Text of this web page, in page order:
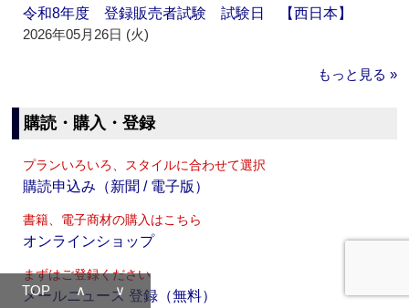
令和8年度 登録販売者試験 試験日 【西日本】
2026年05月26日 (火)
もっと見る »
購読・購入・登録
プランいろいろ、スタイルに合わせて選択
購読申込み（新聞 / 電子版）
書籍、電子商材の購入はこちら
オンラインショップ
まずはご登録ください
メールニュース 登録（無料）
TOP ∧ ∨